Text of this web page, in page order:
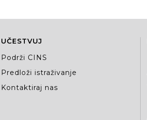
UČESTVUJ
Podrži CINS
Predloži istraživanje
Kontaktiraj nas